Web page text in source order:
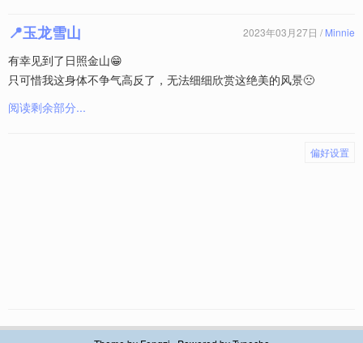
📍玉龙雪山 2023年03月27日 / Minnie
有幸见到了日照金山😁
只可惜我这身体不争气高反了，无法细细欣赏这绝美的风景🙁
阅读剩余部分...
偏好设置